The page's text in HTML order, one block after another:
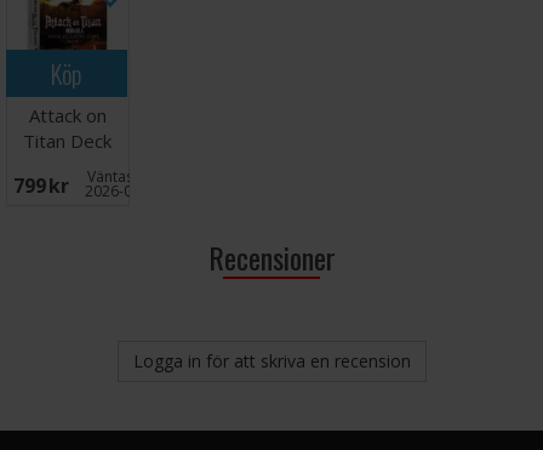
Köp
Attack on
Titan Deck
Building Game
S1
799 SEK Väntas in:
2026-09-30
Recensioner
Logga in för att skriva en recension